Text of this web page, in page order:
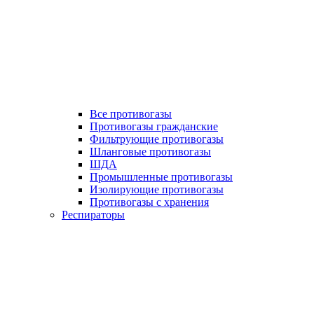
Все противогазы
Противогазы гражданские
Фильтрующие противогазы
Шланговые противогазы
ШДА
Промышленные противогазы
Изолирующие противогазы
Противогазы с хранения
Респираторы